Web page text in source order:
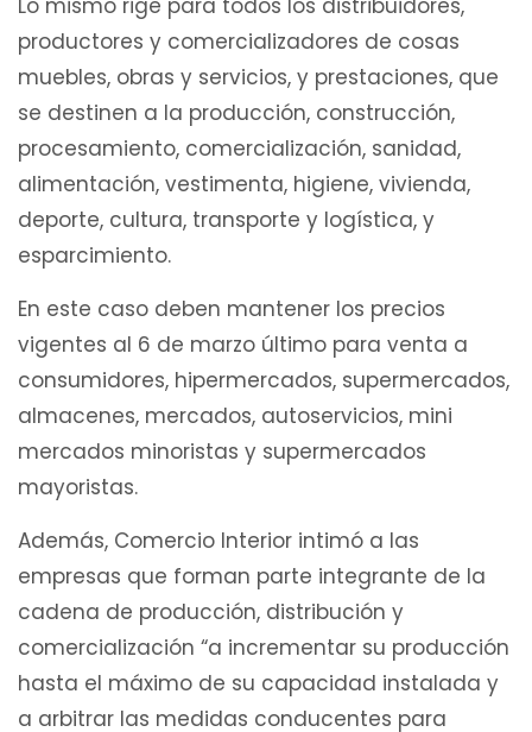
productores y comercializadores de cosas
muebles, obras y servicios, y prestaciones, que
se destinen a la producción, construcción,
procesamiento, comercialización, sanidad,
alimentación, vestimenta, higiene, vivienda,
deporte, cultura, transporte y logística, y
esparcimiento.
En este caso deben mantener los precios
vigentes al 6 de marzo último para venta a
consumidores, hipermercados, supermercados,
almacenes, mercados, autoservicios, mini
mercados minoristas y supermercados
mayoristas.
Además, Comercio Interior intimó a las
empresas que forman parte integrante de la
cadena de producción, distribución y
comercialización “a incrementar su producción
hasta el máximo de su capacidad instalada y
a arbitrar las medidas conducentes para